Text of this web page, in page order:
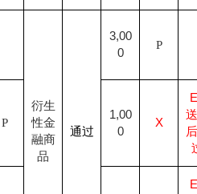
衍生
性金
融商
品
通过
3,00
0
P
P
1,00
0
X